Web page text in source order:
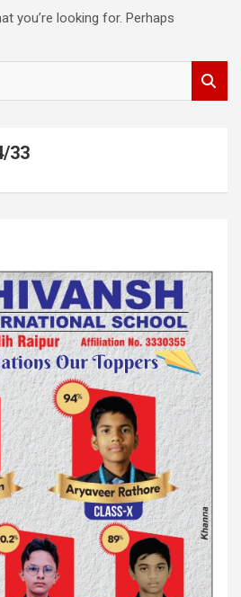
you’re looking for. Perhaps
33